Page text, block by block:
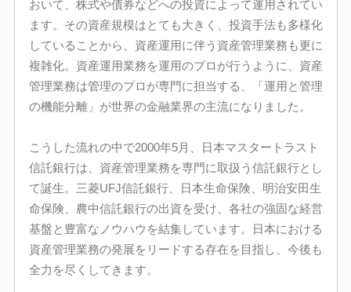
おいて、株式や債券などへの投資によって運用されてい
ます。その資産規模はとても大きく、投資手法も多様化
していることから、資産運用に伴う資産管理業務も更に
複雑化。資産運用業務を運用のプロが行うように、資産
管理業務は管理のプロが専門に担当する、「運用と管理
の機能分離」が世界の金融業界の主流になりました。
こうした流れの中で2000年5月、日本マスタートラスト
信託銀行は、資産管理業務を専門に取扱う信託銀行とし
て誕生。三菱UFJ信託銀行、日本生命保険、明治安田生
命保険、農中信託銀行の出資を受け、各社の強固な経営
基盤と豊富なノウハウを結集しています。日本における
資産管理業務の発展をリードする存在を目指し、今後も
全力を尽くしてきます。